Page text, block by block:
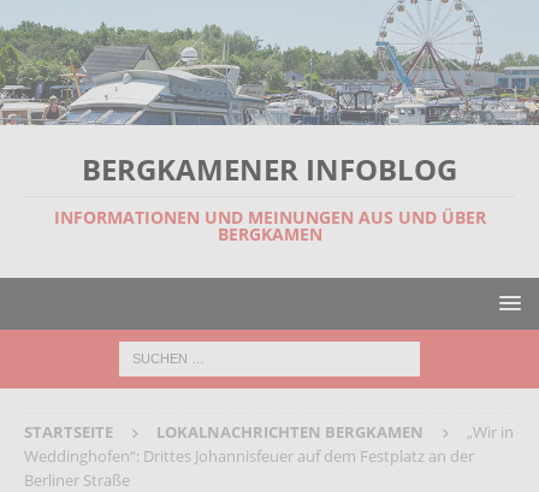
BERGKAMENER INFOBLOG
INFORMATIONEN UND MEINUNGEN AUS UND ÜBER
BERGKAMEN
STARTSEITE LOKALNACHRICHTEN BERGKAMEN
„Wir in
Weddinghofen“: Drittes Johannisfeuer auf dem Festplatz an der
Berliner Straße